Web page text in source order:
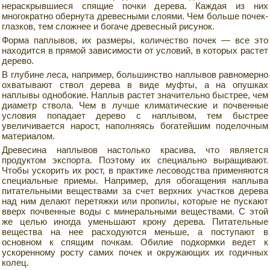
нераскрывшиеся спящие почки дерева. Каждая из них
многократно обернута древесными слоями. Чем больше почек-
глазков, тем сложнее и богаче древесный рисунок.
Форма паплывов, их размеры, количество почек — все это
находится в прямой зависимости от условий, в которых растет
дерево.
В глубине леса, например, большинство наплывов равномерно
охватывают ствол дерева в виде муфты, а на опушках
наплывы однобокие. Наплыв растет значительно быстрее, чем
диаметр ствола. Чем в лучше климатические и почвенные
условия попадает дерево с наплывом, тем быстрее
увеличивается нарост, наполняясь богатейшим поделочным
материалом.
Древесина наплывов настолько красива, что является
продуктом экспорта. Поэтому их специально выращивают.
Чтобы ускорить их рост, в практике лесоводства применяются
специальные приемы. Например, для обогащения наплыва
питательными веществами за счет верхних участков дерева
над ним делают перетяжки или пропилы, которые не пускают
вверх почвенные воды с минеральными веществами. С этой
же целью иногда уменьшают крону дерева. Питательные
вещества на нее расходуются меньше, а поступают в
основном к спящим почкам. Обилие подкормки ведет к
ускоренному росту самих почек и окружающих их годичных
колец.